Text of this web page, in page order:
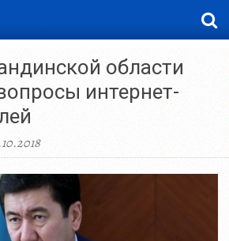
области
интернет-